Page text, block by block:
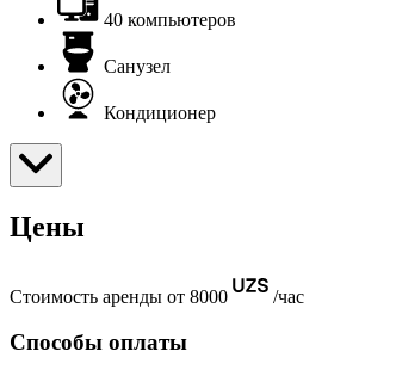
40 компьютеров
Санузел
Кондиционер
Цены
Стоимость аренды от 8000 /час
Способы оплаты